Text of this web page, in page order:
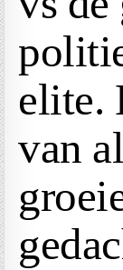
elite.
van